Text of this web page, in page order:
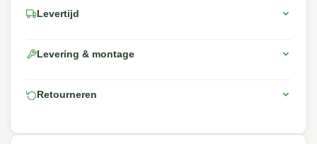
Levertijd
Levering & montage
Retourneren